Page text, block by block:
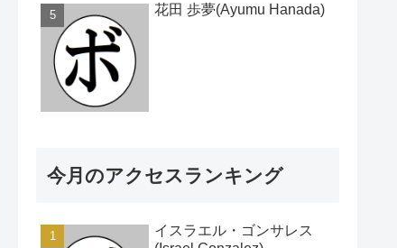
花田 歩夢(Ayumu Hanada)
今月のアクセスランキング
イスラエル・ゴンサレス